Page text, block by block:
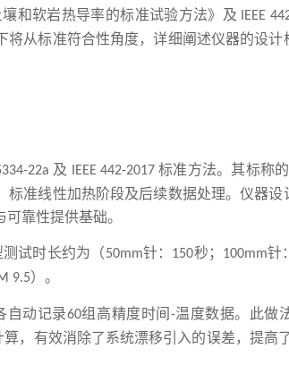
壤和软岩热导率的标准试验方法》及 IEEE
将从标准符合性角度，详细阐述仪器的设
-22a 及 IEEE 442-2017 标准方法。其标称的
标准线性加热阶段及后续数据处理。仪器
靠性提供基础。
试时长约为（50mm针： 150秒； 100mm针：
9.5）。
自动记录60组高精度时间 -温度数据。此做
，有效消除了系统漂移引入的误差，提高